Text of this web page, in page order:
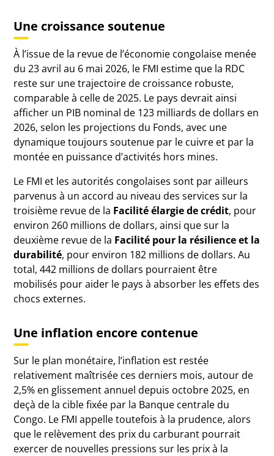
Une croissance soutenue
À l’issue de la revue de l’économie congolaise menée
du 23 avril au 6 mai 2026, le FMI estime que la RDC
reste sur une trajectoire de croissance robuste,
comparable à celle de 2025. Le pays devrait ainsi
afficher un PIB nominal de 123 milliards de dollars en
2026, selon les projections du Fonds, avec une
dynamique toujours soutenue par le cuivre et par la
montée en puissance d’activités hors mines.
Le FMI et les autorités congolaises sont par ailleurs
parvenus à un accord au niveau des services sur la
troisième revue de la Facilité élargie de crédit, pour
environ 260 millions de dollars, ainsi que sur la
deuxième revue de la Facilité pour la résilience et la
durabilité, pour environ 182 millions de dollars. Au
total, 442 millions de dollars pourraient être
mobilisés pour aider le pays à absorber les effets des
chocs externes.
Une inflation encore contenue
Sur le plan monétaire, l’inflation est restée
relativement maîtrisée ces derniers mois, autour de
2,5% en glissement annuel depuis octobre 2025, en
deçà de la cible fixée par la Banque centrale du
Congo. Le FMI appelle toutefois à la prudence, alors
que le relèvement des prix du carburant pourrait
exercer de nouvelles pressions sur les prix à la